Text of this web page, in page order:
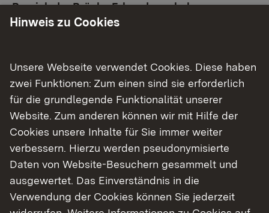
Bereich der Brücke Erkundungsbohrungen
durchführen. Aus Verkehrssicherheitsgründen
beginnen voraussichtlich ab dem 8. Dezember
2025.
Das Regierungspräsidium Stuttgart führt
Erkundungsbohrungen auf der L 1035 – der
Weinsberger Straße in Scheppach – durch, um
Erkenntnisse über die geotechnische
Beschaffenheit des Untergrunds zu erhalten. Die
Informationen bilden die Voraussetzung für die
Hinweis zu Cookies
Unsere Webseite verwendet Cookies. Diese haben
zwei Funktionen: Zum einen sind sie erforderlich
für die grundlegende Funktionalität unserer
Website. Zum anderen können wir mit Hilfe der
Cookies unsere Inhalte für Sie immer weiter
verbessern. Hierzu werden pseudonymisierte
Daten von Website-Besuchern gesammelt und
ausgewertet. Das Einverständnis in die
Verwendung der Cookies können Sie jederzeit